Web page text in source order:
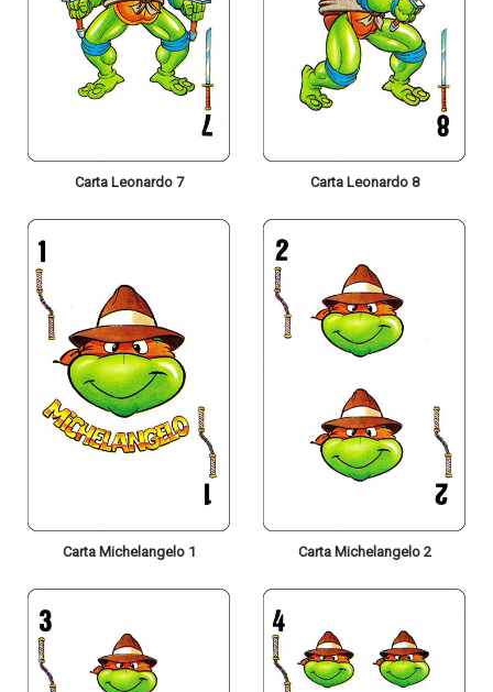
Carta Leonardo 7 Carta Leonardo 8
Carta Michelangelo 1 Carta Michelangelo 2